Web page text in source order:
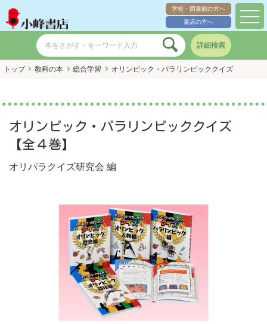
学校・図書館の方へ
書店の方へ
詳細検索
トップ 教科の本 総合学習 オリンピック・パラリンピッククイズ
オリンピック・パラリンピッククイズ
【全４巻】
オリパラクイズ研究会 編